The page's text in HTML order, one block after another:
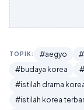
TOPIK: #aegyo
#budaya korea
#istilah drama
#istilah korea